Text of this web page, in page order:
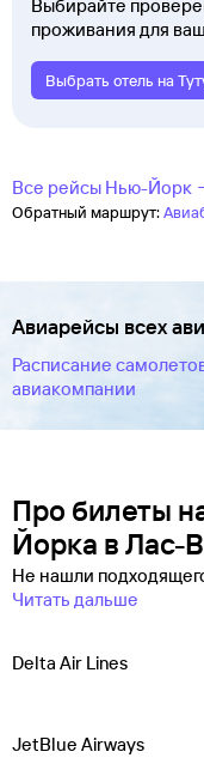
Выбирайте
проживания для
Выбрать отель на
Все рейсы Нью-Йорк
Обратный маршрут:
Авиарейсы всех
Расписание
авиакомпании
Про билеты
Йорка в Лас-
Не нашли
Читать дальше
Delta Air Lines
JetBlue Airways